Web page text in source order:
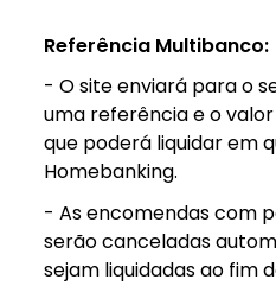
Referência Multibanco:
- O site enviará para o
uma referência e o
que poderá liquidar em
Homebanking.
- As encomendas com
serão canceladas
sejam liquidadas ao fim